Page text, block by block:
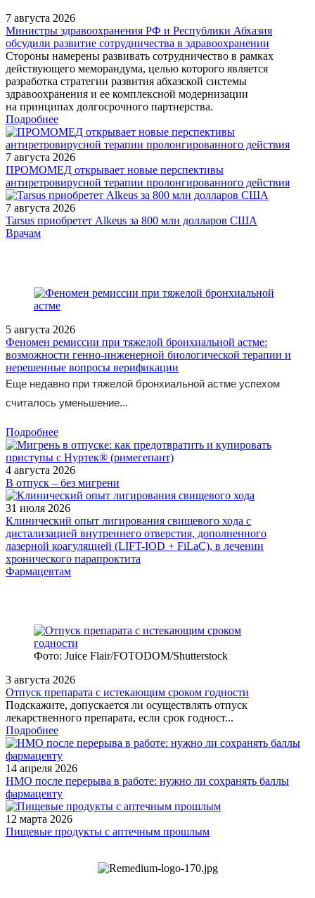
7 августа 2026
Министры здравоохранения РФ и Республики Абхазия
обсудили развитие сотрудничества в здравоохранении
Стороны намерены развивать сотрудничество в рамках
действующего меморандума, целью которого является
разработка стратегии развития абхазской системы
здравоохранения и ее комплексной модернизации
на принципах долгосрочного партнерства.
Подробнее
7 августа 2026
ПРОМОМЕД открывает новые перспективы
антиретровирусной терапии пролонгированного действия
7 августа 2026
Tarsus приобретет Alkeus за 800 млн долларов США
/doctor/otorhinolar/ispolzovanie-sovremennykh-tekhnologiy-v-
Врачам
5 августа 2026
Феномен ремиссии при тяжелой бронхиальной астме:
возможности генно-инженерной биологической терапии и
нерешенные вопросы верификации
Еще недавно при тяжелой бронхиальной астме успехом
считалось уменьшение...
Подробнее
4 августа 2026
В отпуск – без мигрени
31 июля 2026
Клинический опыт лигирования свищевого хода с
дистализацией внутреннего отверстия, дополненного
лазерной коагуляцией (LIFT-IOD + FiLaC), в лечении
хронического парапроктита
Фармацевтам
Фото: Juice Flair/FOTODOM/Shutterstoсk
3 августа 2026
Отпуск препарата с истекающим сроком годности
Подскажите, допускается ли осуществлять отпуск
лекарственного препарата, если срок годност...
Подробнее
14 апреля 2026
НМО после перерыва в работе: нужно ли сохранять баллы
фармацевту
12 марта 2026
Пищевые продукты с аптечным прошлым